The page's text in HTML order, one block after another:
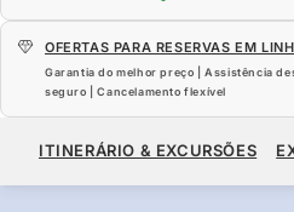
OFERTAS PARA RESERVAS EM
Garantia do melhor preço | Assistência
seguro | Cancelamento flexível
A PARTIR DE US$ 25.700
ITINERÁRIO & EXCURSÕES